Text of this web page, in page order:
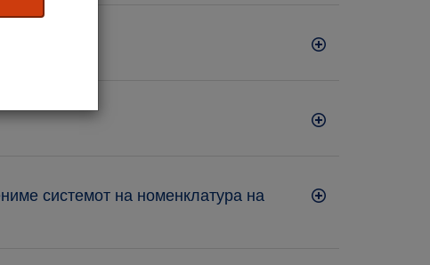
системот на номенклатура на